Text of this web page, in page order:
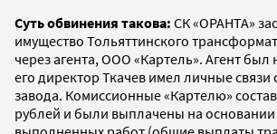
Суть обвинения такова: СК «ОРАНТА»
имущество Тольяттинского
через агента, ООО «Картель». Агент был
его директор Ткачев имел личные связи
завода. Комиссионные «Картелю»
рублей и были выплачены на основании